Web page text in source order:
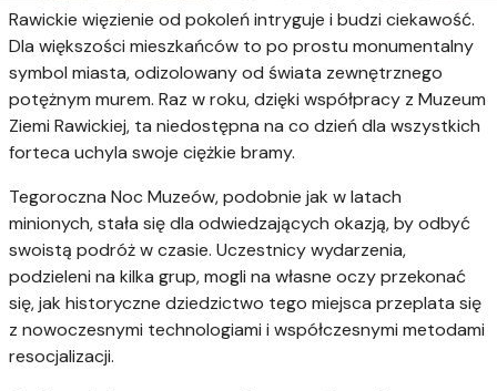
Rawickie więzienie od pokoleń intryguje i budzi ciekawość.
Dla większości mieszkańców to po prostu monumentalny
symbol miasta, odizolowany od świata zewnętrznego
potężnym murem. Raz w roku, dzięki współpracy z Muzeum
Ziemi Rawickiej, ta niedostępna na co dzień dla wszystkich
forteca uchyla swoje ciężkie bramy.
Tegoroczna Noc Muzeów, podobnie jak w latach
minionych, stała się dla odwiedzających okazją, by odbyć
swoistą podróż w czasie. Uczestnicy wydarzenia,
podzieleni na kilka grup, mogli na własne oczy przekonać
się, jak historyczne dziedzictwo tego miejsca przeplata się
z nowoczesnymi technologiami i współczesnymi metodami
resocjalizacji.